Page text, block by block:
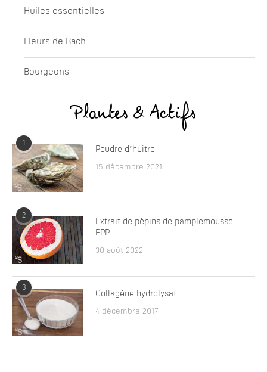
Huiles essentielles
Fleurs de Bach
Bourgeons
Plantes & Actifs
1
Poudre d’huitre
15 décembre 2021
2
Extrait de pépins de pamplemousse –
EPP
30 août 2022
3
Collagène hydrolysat
4 décembre 2017